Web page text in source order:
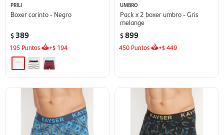
PRILI
Boxer corinto - Negro
$ 389
195 Puntos +$ 194
UMBRO
Pack x 2 boxer umbro - Gris
melange
$899
450 Puntos +$449